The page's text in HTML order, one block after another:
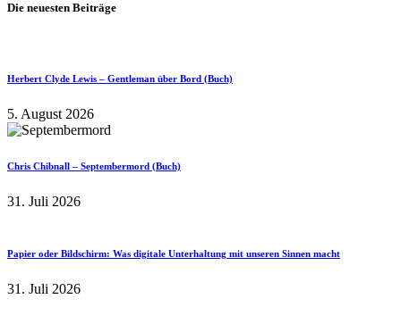
Die neuesten Beiträge
Herbert Clyde Lewis – Gentleman über Bord (Buch)
5. August 2026
Chris Chibnall – Septembermord (Buch)
31. Juli 2026
Papier oder Bildschirm: Was digitale Unterhaltung mit unseren Sinnen macht
31. Juli 2026